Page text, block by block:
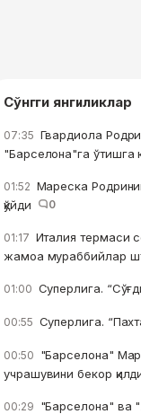
Сўнгги янгиликлар
07:35 Гвардиола
"Барселона"га ўтишга
01:52 Мареска
қўйди
0
01:17 Италия термаси
жамоа мураббийлар
01:00 Суперлига.
00:55 Суперлига.
00:50 "Барселона"
учрашувини бекор
00:29 "Барселона" ва